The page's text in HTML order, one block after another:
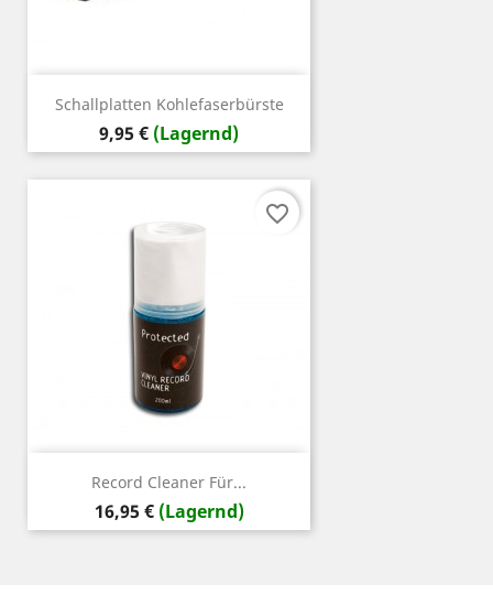
Schallplatten Kohlefaserbürste
Preis
9,95 € (Lagernd)
Record Cleaner Für...
Preis
16,95 € (Lagernd)
favorite_border